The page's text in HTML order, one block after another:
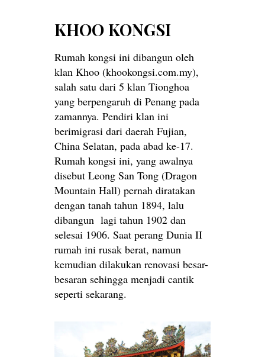
KHOO KONGSI
Rumah kongsi ini dibangun oleh
klan Khoo (khookongsi.com.my),
salah satu dari 5 klan Tionghoa
yang berpengaruh di Penang pada
zamannya. Pendiri klan ini
berimigrasi dari daerah Fujian,
China Selatan, pada abad ke-17.
Rumah kongsi ini, yang awalnya
disebut Leong San Tong (Dragon
Mountain Hall) pernah diratakan
dengan tanah tahun 1894, lalu
dibangun lagi tahun 1902 dan
selesai 1906. Saat perang Dunia II
rumah ini rusak berat, namun
kemudian dilakukan renovasi besar-
besaran sehingga menjadi cantik
seperti sekarang.